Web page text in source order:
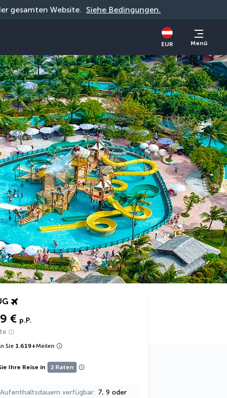
gesamten Website. Siehe Bedingungen.
EUR Menü
€ p.P.
Sie 1.619+Meilen
Ihre Reise in 2 Raten
verfügbar 7, 9 oder